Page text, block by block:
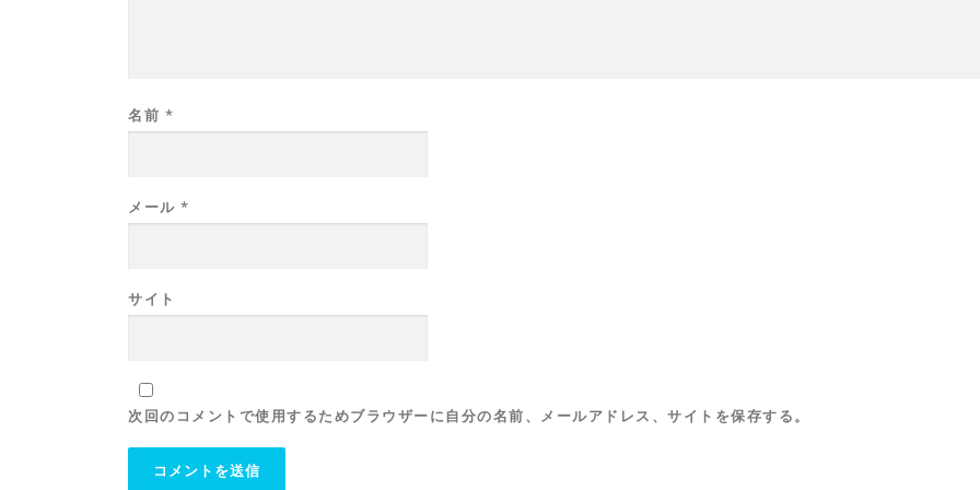
名前 *
メール *
サイト
次回のコメントで使用するためブラウザーに自分の名前、メールアドレス、サイトを保存する。